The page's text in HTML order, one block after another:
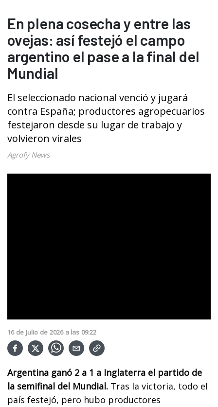
En plena cosecha y entre las
ovejas: así festejó el campo
argentino el pase a la final del
Mundial
El seleccionado nacional venció y jugará
contra España; productores agropecuarios
festejaron desde su lugar de trabajo y
volvieron virales
Agrofy News
16 de Julio de 2026 a las 09:22
Argentina ganó 2 a 1 a Inglaterra el partido de
la semifinal del Mundial. Tras la victoria, todo el
país festejó, pero hubo productores